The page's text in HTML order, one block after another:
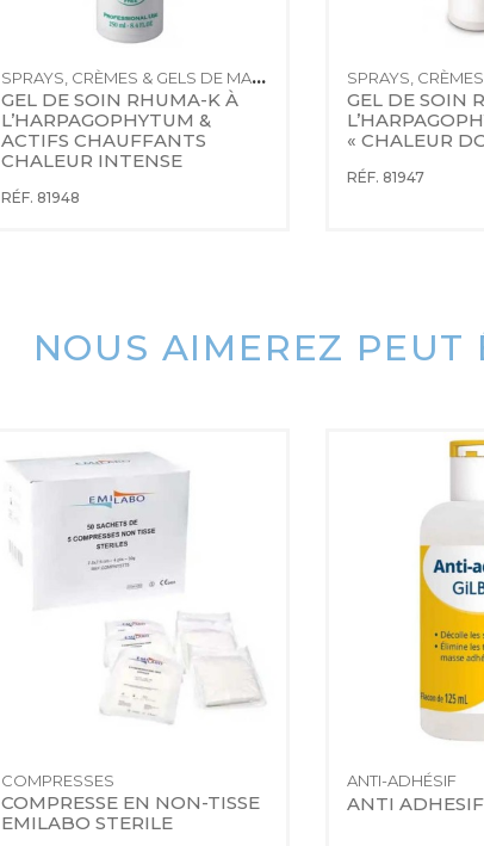
SPRAYS, CRÈMES & GELS DE MASSAGE - EFFET CHAUD
GEL DE SOIN RHUMA-K À
L’HARPAGOPHYTUM &
ACTIFS CHAUFFANTS
CHALEUR INTENSE
RÉF. 81948
GEL DE SOIN
« CHALEUR
RÉF. 81947
NOUS AIMEREZ PEUT
COMPRESSES
COMPRESSE EN NON-TISSE
EMILABO STERILE
ANTI-ADHÉSIF
ANTI